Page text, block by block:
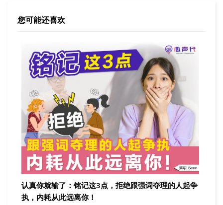
您可能还喜欢
认真你就输了：铭记这3点，拒绝跟强词夺理的人起争
执，内耗从此远离你！